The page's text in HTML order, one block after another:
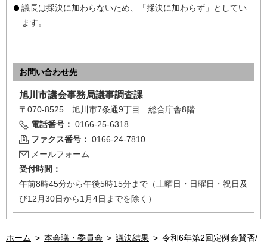
議長は採決に加わらないため、「採決に加わらず」としてい
ます。
お問い合わせ先
旭川市議会事務局議事調査課
〒070-8525 旭川市7条通9丁目 総合庁舎8階
電話番号： 0166-25-6318
ファクス番号： 0166-24-7810
メールフォーム
受付時間：
午前8時45分から午後5時15分まで（土曜日・日曜日・祝日及
び12月30日から1月4日までを除く）
ホーム > 本会議・委員会 > 議決結果 > 令和6年第2回定例会賛否/